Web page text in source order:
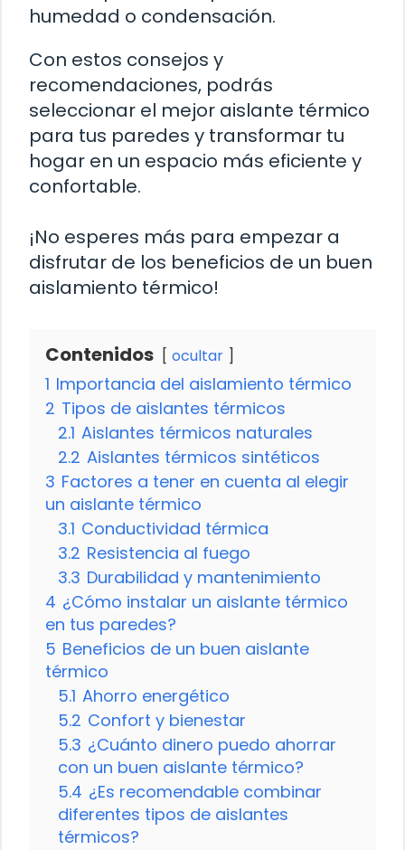
humedad o condensación.
Con estos consejos y
recomendaciones, podrás
seleccionar el mejor aislante térmico
para tus paredes y transformar tu
hogar en un espacio más eficiente y
confortable.
¡No esperes más para empezar a
disfrutar de los beneficios de un buen
aislamiento térmico!
Contenidos ocultar
1 Importancia del aislamiento térmico
2 Tipos de aislantes térmicos
2.1 Aislantes térmicos naturales
2.2 Aislantes térmicos sintéticos
3 Factores a tener en cuenta al elegir
un aislante térmico
3.1 Conductividad térmica
3.2 Resistencia al fuego
3.3 Durabilidad y mantenimiento
4 ¿Cómo instalar un aislante térmico
en tus paredes?
5 Beneficios de un buen aislante
térmico
5.1 Ahorro energético
5.2 Confort y bienestar
5.3 ¿Cuánto dinero puedo ahorrar
con un buen aislante térmico?
5.4 ¿Es recomendable combinar
diferentes tipos de aislantes
térmicos?